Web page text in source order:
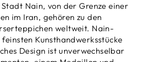
Nain, von der Grenze einer
im Iran, gehören zu den
weltweit. Nain-
Kunsthandwerksstücke
Design ist unverwechselbar